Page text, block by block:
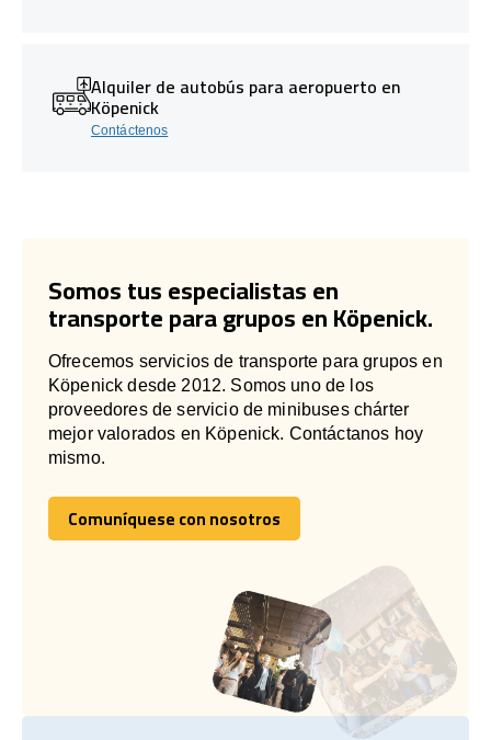
Alquiler de autobús para aeropuerto en
Köpenick
Contáctenos
Somos tus especialistas en
transporte para grupos en Köpenick.
Ofrecemos servicios de transporte para grupos en
Köpenick desde 2012. Somos uno de los
proveedores de servicio de minibuses chárter
mejor valorados en Köpenick. Contáctanos hoy
mismo.
Comuníquese con nosotros
Comuníquese con nosotros